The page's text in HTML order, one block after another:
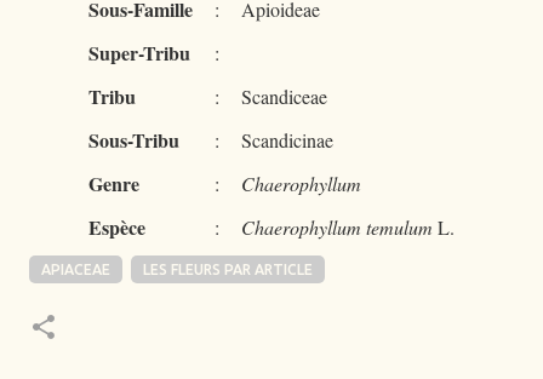
Sous-Famille : Apioideae
Super-Tribu :
Tribu : Scandiceae
Sous-Tribu : Scandicinae
Genre : Chaerophyllum
Espèce : Chaerophyllum temulum L.
APIACEAE LES FLEURS PAR ARTICLE